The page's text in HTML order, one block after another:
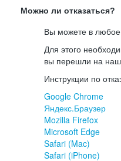
Можно ли отказаться?
Вы можете в любое
Для этого
вы перешли на
Инструкции по
Google Chrome
Яндекс.Браузер
Mozilla Firefox
Microsoft Edge
Safari (Mac)
Safari (iPhone)